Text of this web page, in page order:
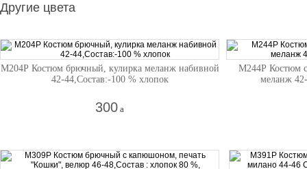
Другие цвета
М204Р Костюм брючный, кулирка меланж набивной
42-44,Состав:-100 % хлопок
300 a
М244Р Костюм
меланж